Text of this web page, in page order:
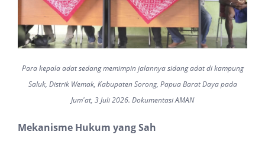
Para kepala adat sedang memimpin jalannya sidang adat di kampung
Saluk, Distrik Wemak, Kabupaten Sorong, Papua Barat Daya pada
Jum'at, 3 Juli 2026. Dokumentasi AMAN
Mekanisme Hukum yang Sah